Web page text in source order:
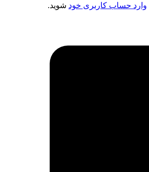
وارد حساب کاربری خود شوید.